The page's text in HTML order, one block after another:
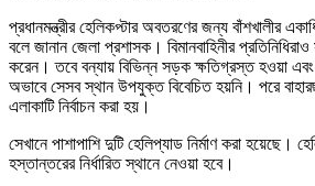
প্রধানমন্ত্রীর হেলিকপ্টার অবতরণের জন্য বাঁশখালীর
বলে জানান জেলা প্রশাসক। বিমানবাহিনীর
করেন। তবে বন্যায় বিভিন্ন সড়ক ক্ষতিগ্রস্ত হওয়া
অভাবে সেসব স্থান উপযুক্ত বিবেচিত হয়নি। পরে
এলাকাটি নির্বাচন করা হয়।
সেখানে পাশাপাশি দুটি হেলিপ্যাড নির্মাণ করা হয়েছে।
হস্তান্তরের নির্ধারিত স্থানে নেওয়া হবে।